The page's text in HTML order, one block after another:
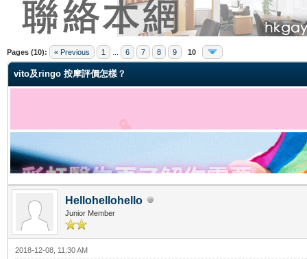
Pages (10): « Previous 1 6 7 8 9 10
vito及ringo 按摩評價怎樣？
Hellohellohello
Junior Member
2018-12-08, 11:30 AM